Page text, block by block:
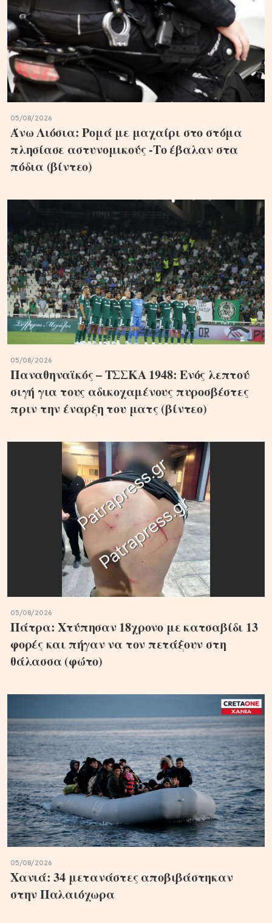
05/08/2026
Άνω Λιόσια: Ρομά με μαχαίρι στο στόμα
πλησίασε αστυνομικούς -Το έβαλαν στα
πόδια (βίντεο)
05/08/2026
Παναθηναϊκός – ΤΣΣΚΑ 1948: Ενός λεπτού
σιγή για τους αδικοχαμένους πυροσβέστες
πριν την έναρξη του ματς (βίντεο)
05/08/2026
Πάτρα: Χτύπησαν 18χρονο με κατσαβίδι 13
φορές και πήγαν να τον πετάξουν στη
θάλασσα (φώτο)
05/08/2026
Χανιά: 34 μετανάστες αποβιβάστηκαν
στην Παλαιόχωρα